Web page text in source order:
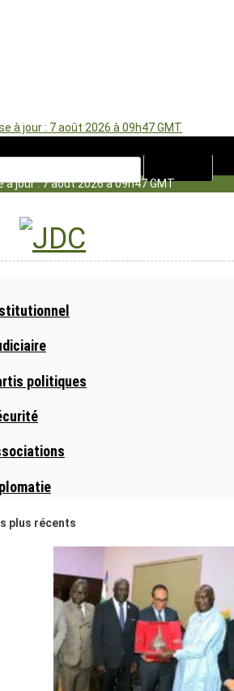
à jour : 7 août 2026 à 09h47 GMT
à jour : 7 août 2026 à 09h47 GMT
politiques
plus récents